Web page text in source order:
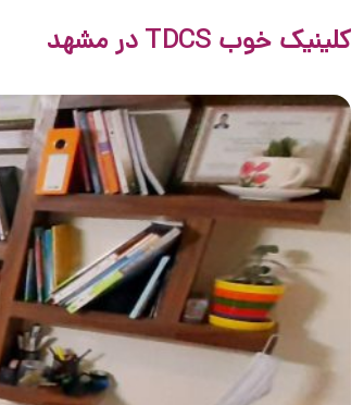
کلینیک خوب TDCS در مشهد